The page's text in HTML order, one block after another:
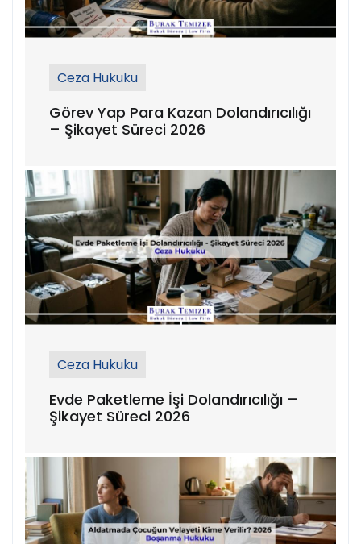
Ceza Hukuku
Görev Yap Para Kazan Dolandırıcılığı
– Şikayet Süreci 2026
Ceza Hukuku
Evde Paketleme İşi Dolandırıcılığı –
Şikayet Süreci 2026